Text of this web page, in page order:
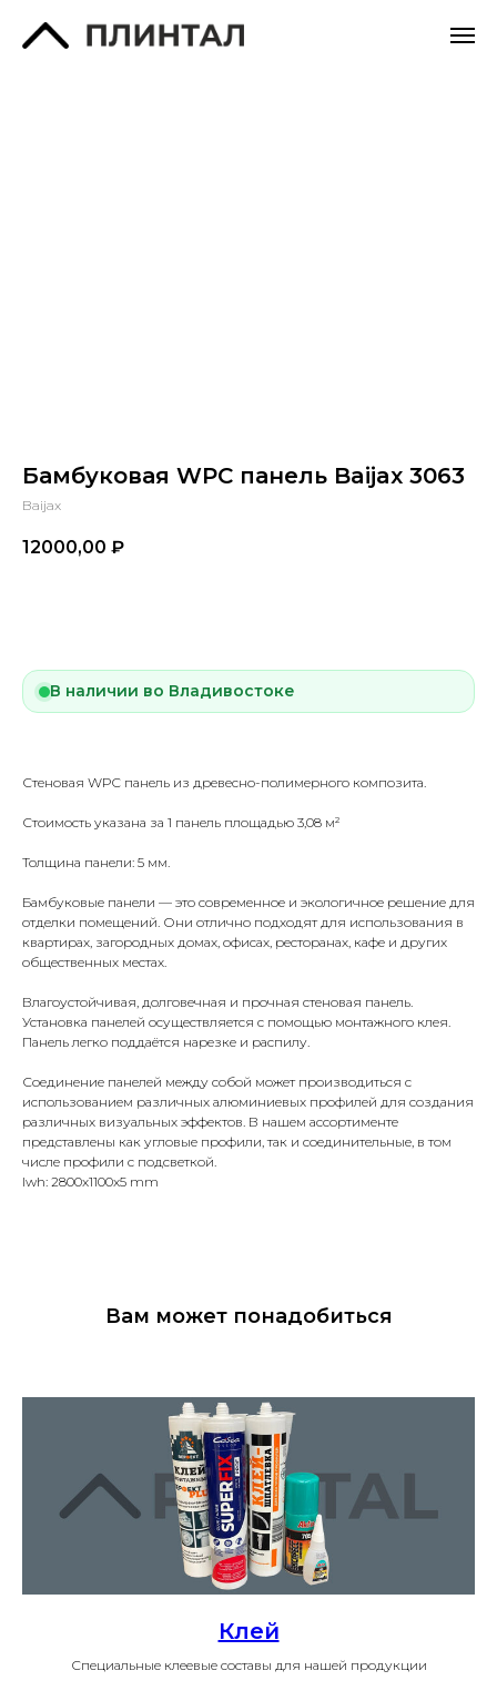
Бамбуковая WPC панель Baijax 3063
Baijax
12000,00 ₽
В наличии во Владивостоке
Стеновая WPC панель из древесно-полимерного композита.
Стоимость указана за 1 панель площадью 3,08 м²
Толщина панели: 5 мм.
Бамбуковые панели — это современное и экологичное решение для
отделки помещений. Они отлично подходят для использования в
квартирах, загородных домах, офисах, ресторанах, кафе и других
общественных местах.
Влагоустойчивая, долговечная и прочная стеновая панель.
Установка панелей осуществляется с помощью монтажного клея.
Панель легко поддаётся нарезке и распилу.
Соединение панелей между собой может производиться с
использованием различных алюминиевых профилей для создания
различных визуальных эффектов. В нашем ассортименте
представлены как угловые профили, так и соединительные, в том
числе профили с подсветкой.
lwh: 2800x1100x5 mm
Вам может понадобиться
Клей
Специальные клеевые составы для нашей продукции